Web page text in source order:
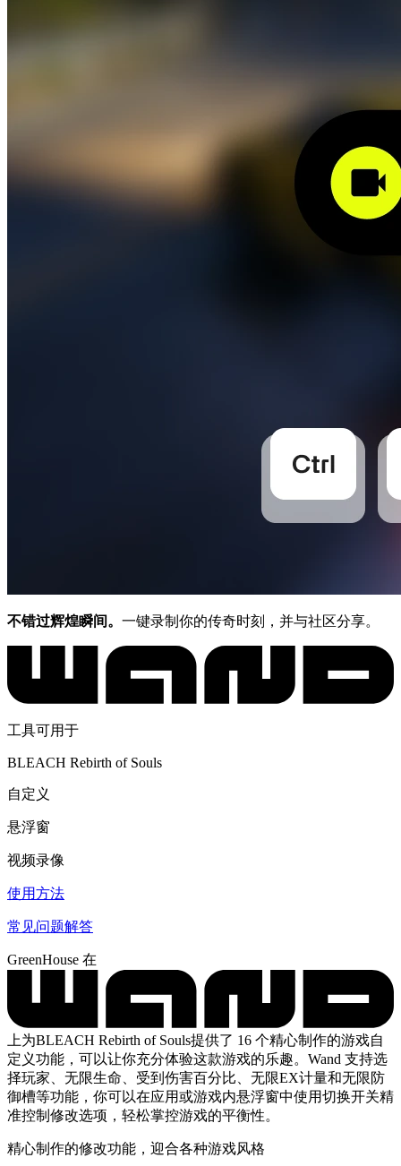
不错过辉煌瞬间。 一键录制你的传奇时刻，并与社区分享。
工具可用于
BLEACH Rebirth of Souls
自定义
悬浮窗
视频录像
使用方法
常见问题解答
GreenHouse 在
上为BLEACH Rebirth of Souls提供了 16 个精心制作的游戏自
定义功能，可以让你充分体验这款游戏的乐趣。Wand 支持选
择玩家、无限生命、受到伤害百分比、无限EX计量和无限防
御槽等功能，你可以在应用或游戏内悬浮窗中使用切换开关精
准控制修改选项，轻松掌控游戏的平衡性。
精心制作的修改功能，迎合各种游戏风格